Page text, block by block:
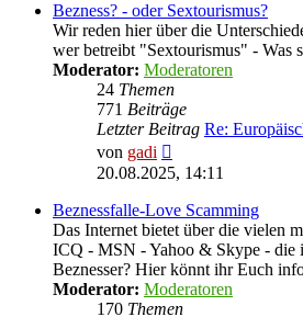
Bezness? - oder Sextourismus?
Wir reden hier über die
wer betreibt "Sextourismus" - Was
Moderator: Moderatoren
24 Themen
771 Beiträge
Letzter Beitrag Re:
von gadi
Beitrag
20.08.2025, 14:11
Beznessfalle-Love Scamming
Das Internet bietet über die vielen
ICQ - MSN - Yahoo & Skype - die
Beznesser? Hier könnt ihr Euch
Moderator: Moderatoren
170 Themen